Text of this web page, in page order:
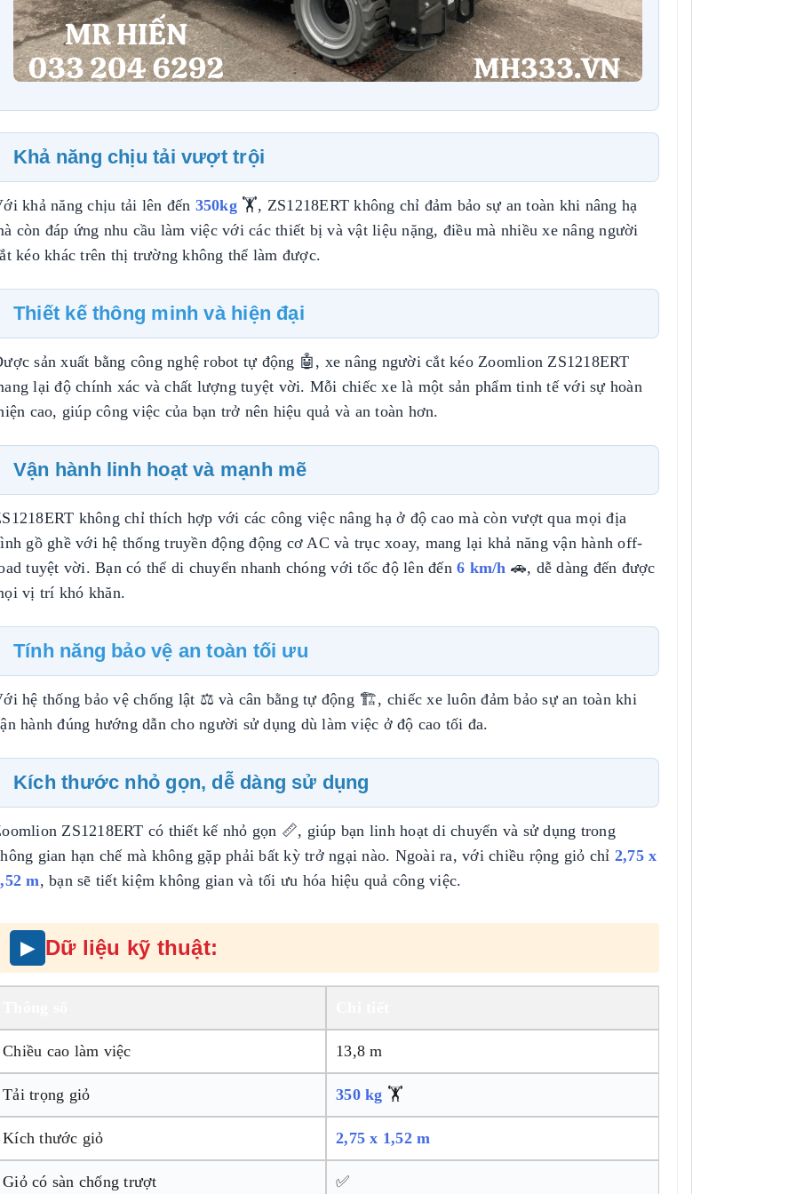
Khả năng chịu tải vượt trội
khả năng chịu tải lên đến 350kg🏋️, ZS1218ERT không chỉ đảm bảo sự an toàn khi nâng hạ
còn đáp ứng nhu cầu làm việc với các thiết bị và vật liệu nặng, điều mà nhiều xe nâng người
kéo khác trên thị trường không thể làm được.
Thiết kế thông minh và hiện đại
sản xuất bằng công nghệ robot tự động 🤖, xe nâng người cắt kéo Zoomlion ZS1218ERT
lại độ chính xác và chất lượng tuyệt vời. Mỗi chiếc xe là một sản phẩm tinh tế với sự hoàn
cao, giúp công việc của bạn trở nên hiệu quả và an toàn hơn.
Vận hành linh hoạt và mạnh mẽ
không chỉ thích hợp với các công việc nâng hạ ở độ cao mà còn vượt qua mọi địa
gồ ghề với hệ thống truyền động động cơ AC và trục xoay, mang lại khả năng vận hành off-
tuyệt vời. Bạn có thể di chuyển nhanh chóng với tốc độ lên đến 6 km/h 🚗, dễ dàng đến được
vị trí khó khăn.
Tính năng bảo vệ an toàn tối ưu
hệ thống bảo vệ chống lật ⚖ và cân bằng tự động 🏗, chiếc xe luôn đảm bảo sự an toàn khi
hành đúng hướng dẫn cho người sử dụng dù làm việc ở độ cao tối đa.
Kích thước nhỏ gọn, dễ dàng sử dụng
ZS1218ERT có thiết kế nhỏ gọn 📏, giúp bạn linh hoạt di chuyển và sử dụng trong
gian hạn chế mà không gặp phải bất kỳ trở ngại nào. Ngoài ra, với chiều rộng giỏ chỉ 2,75 x
m, bạn sẽ tiết kiệm không gian và tối ưu hóa hiệu quả công việc.
Dữ liệu kỹ thuật:
Chiều cao làm việc 13,8 m
Tải trọng giỏ 350 kg 🏋️
Kích thước giỏ 2,75 x 1,52 m
Giỏ có sàn chống trượt ✅